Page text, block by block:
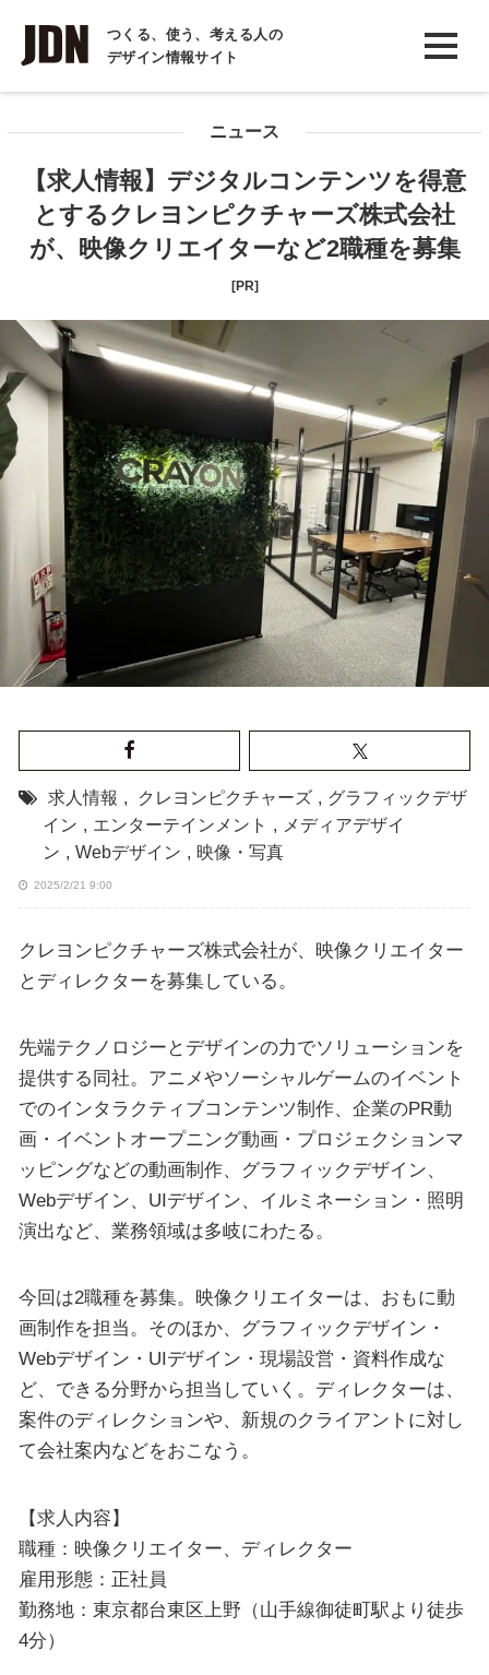
つくる、使う、考える人の
デザイン情報サイト
INTERVIEW
インタビュー
COLUMN
コラム
ニュース
【求人情報】デジタルコンテンツを得意
とするクレヨンピクチャーズ株式会社
が、映像クリエイターなど2職種を募集
[PR]
求人情報 , クレヨンピクチャーズ , グラフィックデザ
イン , エンターテインメント , メディアデザイ
ン , Webデザイン , 映像・写真
2025/2/21 9:00
クレヨンピクチャーズ株式会社が、映像クリエイター
とディレクターを募集している。
先端テクノロジーとデザインの力でソリューションを
提供する同社。アニメやソーシャルゲームのイベント
でのインタラクティブコンテンツ制作、企業のPR動
画・イベントオープニング動画・プロジェクションマ
ッピングなどの動画制作、グラフィックデザイン、
Webデザイン、UIデザイン、イルミネーション・照明
演出など、業務領域は多岐にわたる。
今回は2職種を募集。映像クリエイターは、おもに動
画制作を担当。そのほか、グラフィックデザイン・
Webデザイン・UIデザイン・現場設営・資料作成な
ど、できる分野から担当していく。ディレクターは、
案件のディレクションや、新規のクライアントに対し
て会社案内などをおこなう。
【求人内容】
職種：映像クリエイター、ディレクター
雇用形態：正社員
勤務地：東京都台東区上野（山手線御徒町駅より徒歩
4分）